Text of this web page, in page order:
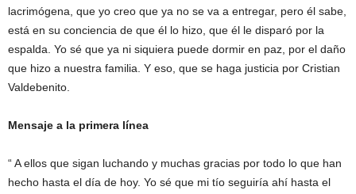
lacrimógena, que yo creo que ya no se va a entregar, pero él sabe,
está en su conciencia de que él lo hizo, que él le disparó por la
espalda. Yo sé que ya ni siquiera puede dormir en paz, por el daño
que hizo a nuestra familia. Y eso, que se haga justicia por Cristian
Valdebenito.
Mensaje a la primera línea
“ A ellos que sigan luchando y muchas gracias por todo lo que han
hecho hasta el día de hoy. Yo sé que mi tío seguiría ahí hasta el